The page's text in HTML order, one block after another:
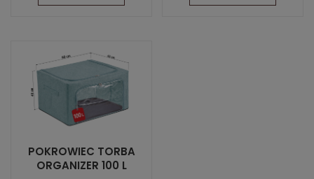
POKROWIEC TORBA
ORGANIZER 100 L